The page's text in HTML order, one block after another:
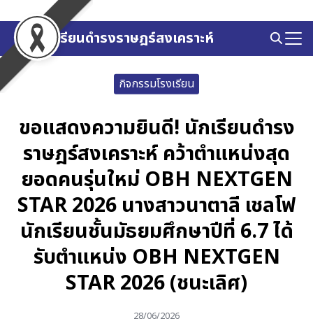
to
contentโรงเรียนดำรงราษฎร์สงเคราะห์
Search
for:
กิจกรรมโรงเรียน
ขอแสดงความยินดี! นักเรียนดำรง
ราษฎร์สงเคราะห์ คว้าตำแหน่งสุด
ยอดคนรุ่นใหม่ OBH NEXTGEN
STAR 2026 นางสาวนาตาลี เชลโฟ
นักเรียนชั้นมัธยมศึกษาปีที่ 6.7 ได้
รับตำแหน่ง OBH NEXTGEN
STAR 2026 (ชนะเลิศ)
28/06/2026